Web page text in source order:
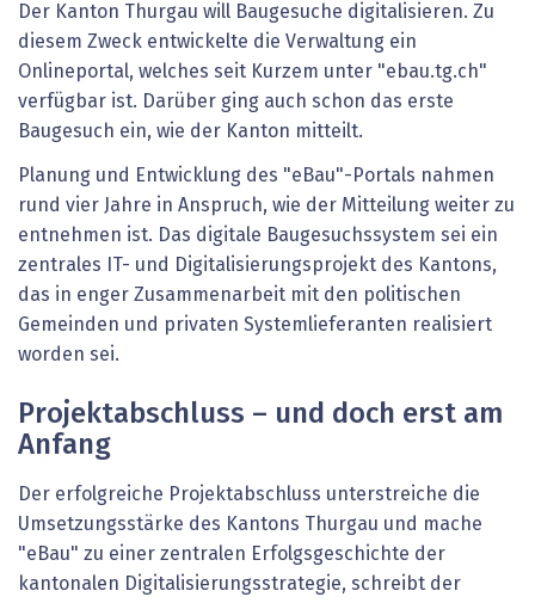
Der Kanton Thurgau will Baugesuche digitalisieren. Zu
diesem Zweck entwickelte die Verwaltung ein
Onlineportal, welches seit Kurzem unter "ebau.tg.ch"
verfügbar ist. Darüber ging auch schon das erste
Baugesuch ein, wie der Kanton mitteilt.
Planung und Entwicklung des "eBau"-Portals nahmen
rund vier Jahre in Anspruch, wie der Mitteilung weiter zu
entnehmen ist. Das digitale Baugesuchssystem sei ein
zentrales IT- und Digitalisierungsprojekt des Kantons,
das in enger Zusammenarbeit mit den politischen
Gemeinden und privaten Systemlieferanten realisiert
worden sei.
Projektabschluss – und doch erst am
Anfang
Der erfolgreiche Projektabschluss unterstreiche die
Umsetzungsstärke des Kantons Thurgau und mache
"eBau" zu einer zentralen Erfolgsgeschichte der
kantonalen Digitalisierungsstrategie, schreibt der